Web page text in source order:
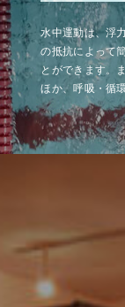
水中運動は、浮
の抵抗によって
とができます。
ほか、呼吸・循